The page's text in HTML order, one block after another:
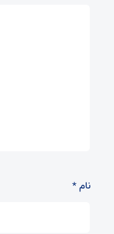
نام*